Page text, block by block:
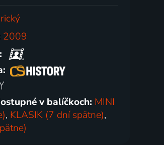
2009
v balíčkoch: MINI
, KLASIK (7 dní spätne),